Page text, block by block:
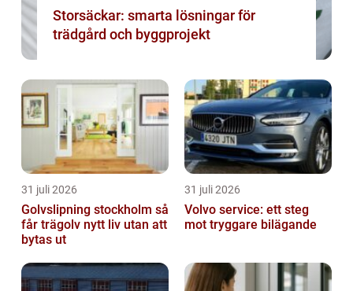
Storsäckar: smarta lösningar för
trädgård och byggprojekt
31 juli 2026
Golvslipning stockholm så
får trägolv nytt liv utan att
bytas ut
31 juli 2026
Volvo service: ett steg
mot tryggare bilägande